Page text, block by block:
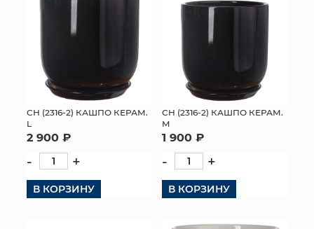
СН (2316-2) КАШПО КЕРАМ.
L
2 900 ₽
- +
В КОРЗИНУ
СН (2316-2) КАШПО КЕРАМ.
M
1 900 ₽
- +
В КОРЗИНУ